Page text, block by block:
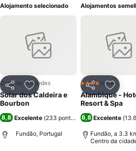
cabelo. O Solar possui outras
disponível gratuitamente no local. As
Caldeira E Bourbon oferecem também
poderá passar agradáveis momentos de
pongue e dardos. A poucos minutos de
restaurantes que servem comida
Alojamento selecionado
PartilharAdicionar aos favoritos
Casa de hóspedes
Solar dos Caldeira e
Bourbon
8,8 Excelente (233 pontuações)
Fundão, Portugal
Alojamentos
Partilhar
4 EstrelasHotel
Alambique -
Resort & Spa
8,8 Excelente (
Fundão, a 3.3
Centro da